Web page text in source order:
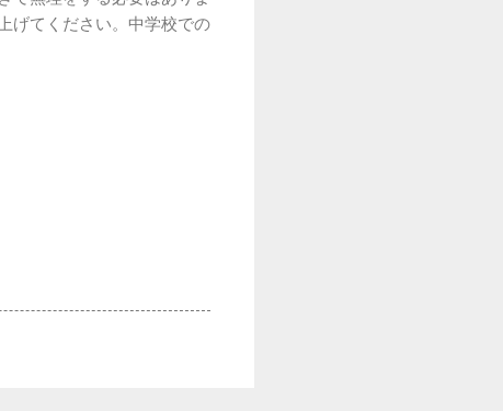
げてください。中学校での